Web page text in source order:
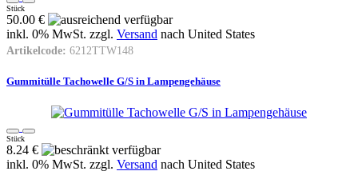
Stück
50.00 €
inkl. 0% MwSt. zzgl. Versand nach United States
Artikelcode: 6212TTW148
Gummitülle Tachowelle G/S in Lampengehäuse
Stück
8.24 €
inkl. 0% MwSt. zzgl. Versand nach United States